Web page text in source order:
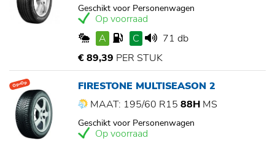
Geschikt voor Personenwagen
Op voorraad
A
C
71 db
€ 89,39 PER STUK
Op=Op
FIRESTONE MULTISEASON 2
MAAT: 195/60 R15 88H MS
Geschikt voor Personenwagen
Op voorraad